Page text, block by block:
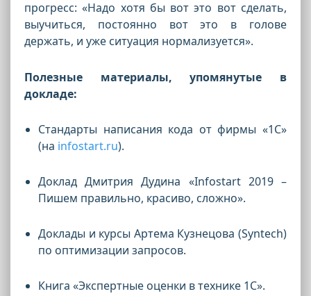
прогресс: «Надо хотя бы вот это вот сделать,
выучиться, постоянно вот это в голове
держать, и уже ситуация нормализуется».
Полезные материалы, упомянутые в
докладе:
Стандарты написания кода от фирмы «1С»
(на infostart.ru).
Доклад Дмитрия Дудина «Infostart 2019 –
Пишем правильно, красиво, сложно».
Доклады и курсы Артема Кузнецова (Syntech)
по оптимизации запросов.
Книга «Экспертные оценки в технике 1С».